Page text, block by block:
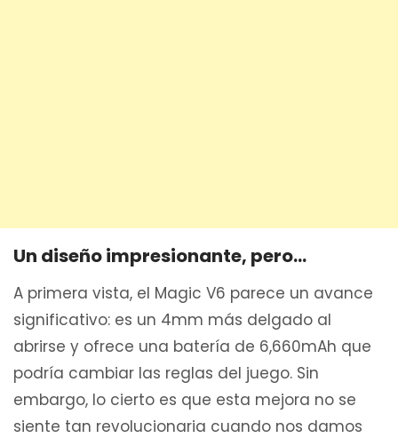
Un diseño impresionante, pero…
A primera vista, el Magic V6 parece un avance
significativo: es un 4mm más delgado al
abrirse y ofrece una batería de 6,660mAh que
podría cambiar las reglas del juego. Sin
embargo, lo cierto es que esta mejora no se
siente tan revolucionaria cuando nos damos